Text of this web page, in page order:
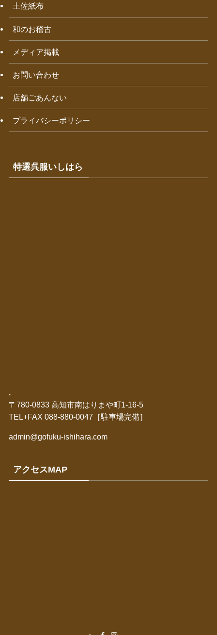
土佐紙布
和のお稽古
メディア掲載
お問い合わせ
店舗ごあんない
プライバシーポリシー
特選呉服いしはら
〒780-0833 高知市南はりまや町1-16-5
TEL+FAX 088-880-0047［駐車場完備］
admin@gofuku-ishihara.com
アクセスMAP